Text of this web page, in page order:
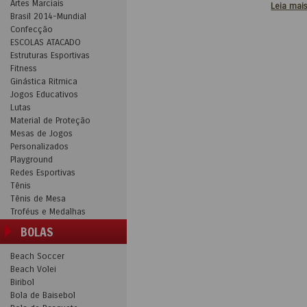
Artes Marciais
Brasil 2014-Mundial
Confecção
ESCOLAS ATACADO
Estruturas Esportivas
Fitness
Ginástica Ritmica
Jogos Educativos
Lutas
Material de Proteção
Mesas de Jogos
Personalizados
Playground
Redes Esportivas
Tênis
Tênis de Mesa
Troféus e Medalhas
BOLAS
Beach Soccer
Beach Volei
Biribol
Bola de Baisebol
Leia